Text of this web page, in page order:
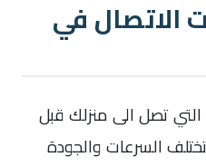
الاتصال في
تصل الى منزلك قبل
السرعات والجودة